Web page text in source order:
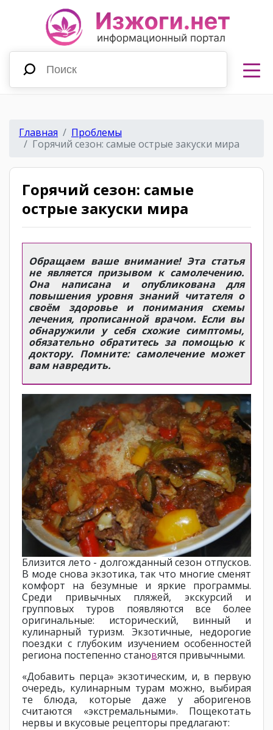
Главная
Проблемы
Горячий сезон: самые острые закуски мира
Горячий сезон: самые
острые закуски мира
Обращаем ваше внимание! Эта статья
не является призывом к самолечению.
Она написана и опубликована для
повышения уровня знаний читателя о
своём здоровье и понимания схемы
лечения, прописанной врачом. Если вы
обнаружили у себя схожие симптомы,
обязательно обратитесь за помощью к
доктору. Помните: самолечение может
вам навредить.
Близится лето - долгожданный сезон отпусков.
В моде снова экзотика, так что многие сменят
комфорт на безумные и яркие программы.
Среди привычных пляжей, экскурсий и
групповых туров появляются все более
оригинальные: исторический, винный и
кулинарный туризм. Экзотичные, недорогие
поездки с глубоким изучением особенностей
региона постепенно становятся привычными.
«Добавить перца» экзотическим, и, в первую
очередь, кулинарным турам можно, выбирая
те блюда, которые даже у аборигенов
считаются «экстремальными». Пощекотать
нервы и вкусовые рецепторы предлагают: